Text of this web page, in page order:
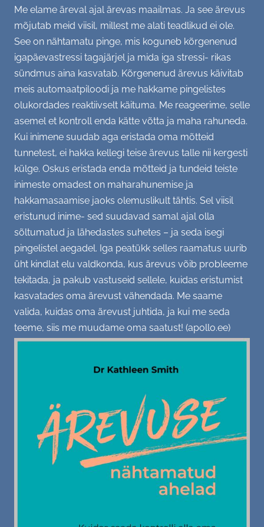
GALERII
Tiim
Üritused
Büroo
Aktsioonid
Varia
KONTAKT
Me elame äreval ajal ärevas maailmas. Ja see ärevus
mõjutab meid viisil, millest me alati teadlikud ei ole.
See on nähtamatu pinge, mis koguneb kõrgenenud
igapäevastressi tagajärjel ja mida iga stressi- rikas
sündmus aina kasvatab. Kõrgenenud ärevus käivitab
meis automaatpiloodi ja me hakkame pingelistes
olukordades reaktiivselt käituma. Me reageerime, selle
asemel et kontroll enda kätte võtta ja maha rahuneda.
Kui inimene suudab aga eristada oma mõtteid
tunnetest, ei hakka kellegi teise ärevus talle nii kergesti
külge. Oskus eristada enda mõtteid ja tundeid teiste
inimeste omadest on maharahunemise ja
hakkamasaamise jaoks olemuslikult tähtis. Sel viisil
eristunud inime- sed suudavad samal ajal olla
sõltumatud ja lähedastes suhetes – ja seda isegi
pingelistel aegadel. Iga peatükk selles raamatus uurib
üht kindlat elu valdkonda, kus ärevus võib probleeme
tekitada, ja pakub vastuseid sellele, kuidas eristumist
kasvatades oma ärevust vähendada. Me saame
valida, kuidas oma ärevust juhtida, ja kui me seda
teeme, siis me muudame oma saatust! (apollo.ee)